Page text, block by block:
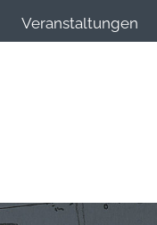
Veranstaltungen